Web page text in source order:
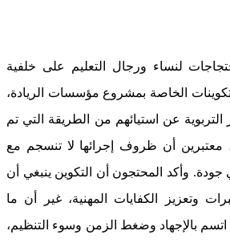
لنساء ورجال التعليم على خلفية
الخاصة بمشروع مؤسسات الريادة،
عن استيائهم من الطريقة التي تم
معتبرين أن ظروف إجرائها لا تنسجم مع
وأكد المحتجون أن التكوين ينبغي أن
وتعزيز الكفايات المهنية، غير أن ما
بالإجهاد وضغط الزمن وسوء التنظيم،